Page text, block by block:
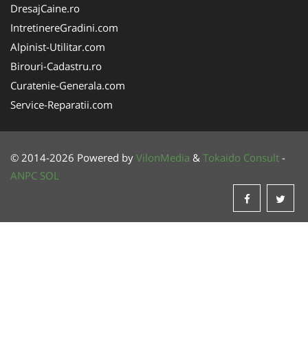
DresajCaine.ro
IntretinereGradini.com
Alpinist-Utilitar.com
Birouri-Cadastru.ro
Curatenie-Generala.com
Service-Reparatii.com
© 2014-2026 Powered by VilonMedia & Tokaido Consult -
ANPC SOL